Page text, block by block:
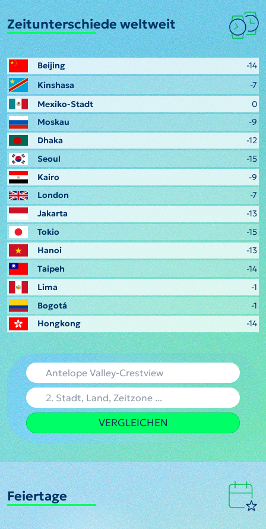
Zeitunterschiede weltweit
Beijing
-14
Kinshasa
-7
Mexiko-Stadt
0
Moskau
-9
Dhaka
-12
Seoul
-15
Kairo
-9
London
-7
Jakarta
-13
Tokio
-15
Hanoi
-13
Taipeh
-14
Lima
-1
Bogotá
-1
Hongkong
-14
VERGLEICHEN
Feiertage